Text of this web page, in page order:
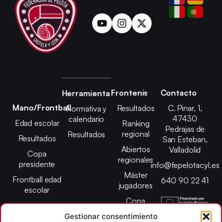
Gestionar consentimiento
Mano/Frontball
Edad escolar
Resultados
Copa
presidente
Frontball edad
escolar
Herramienta
Normativa y
calendario
Resultados
Frontenis
Resultados
Ranking
regional
Abiertos
regionales
Máster
jugadores
Copa
presidente
Contacto
C. Pinar, 1,
47430
Pedrajas de
San Esteban,
Valladolid
info@fepelotacyl.es
640 90 22 41